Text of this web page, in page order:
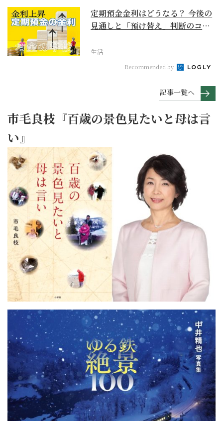
定期預金金利はどうなる？ 今後の
見通しと「預け替え」判断のコツ
生活
Recommended by
記事一覧へ
市毛良枝『百歳の景色見たいと母は言
い』